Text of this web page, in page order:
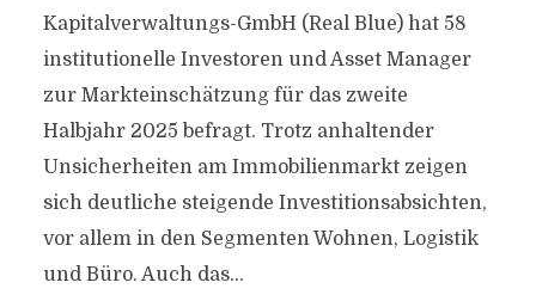
Kapitalverwaltungs-GmbH (Real Blue) hat 58
institutionelle Investoren und Asset Manager
zur Markteinschätzung für das zweite
Halbjahr 2025 befragt. Trotz anhaltender
Unsicherheiten am Immobilienmarkt zeigen
sich deutliche steigende Investitionsabsichten,
vor allem in den Segmenten Wohnen, Logistik
und Büro. Auch das...